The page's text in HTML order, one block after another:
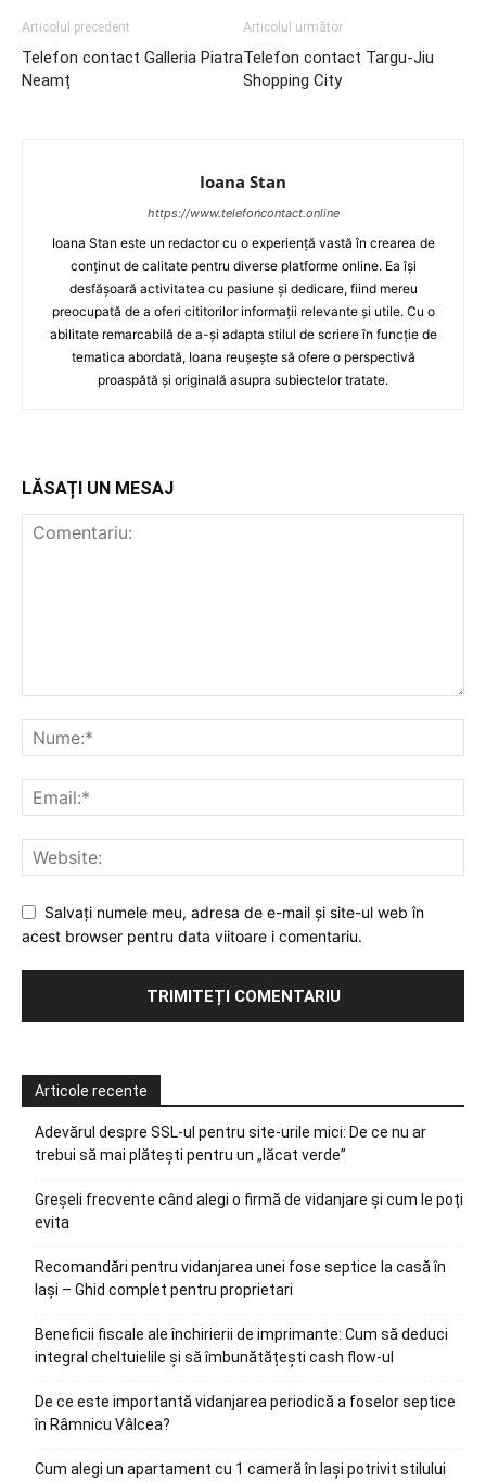
Articolul precedent
Telefon contact Galleria Piatra
Neamț
Articolul următor
Telefon contact Targu-Jiu
Shopping City
Ioana Stan
https://www.telefoncontact.online
Ioana Stan este un redactor cu o experiență vastă în crearea de
conținut de calitate pentru diverse platforme online. Ea își
desfășoară activitatea cu pasiune și dedicare, fiind mereu
preocupată de a oferi cititorilor informații relevante și utile. Cu o
abilitate remarcabilă de a-și adapta stilul de scriere în funcție de
tematica abordată, Ioana reușește să ofere o perspectivă
proaspătă și originală asupra subiectelor tratate.
LĂSAȚI UN MESAJ
Salvați numele meu, adresa de e-mail și site-ul web în
acest browser pentru data viitoare i comentariu.
Articole recente
Adevărul despre SSL-ul pentru site-urile mici: De ce nu ar
trebui să mai plătești pentru un „lăcat verde”
Greșeli frecvente când alegi o firmă de vidanjare și cum le poți
evita
Recomandări pentru vidanjarea unei fose septice la casă în
Iași – Ghid complet pentru proprietari
Beneficii fiscale ale închirierii de imprimante: Cum să deduci
integral cheltuielile și să îmbunătățești cash flow-ul
De ce este importantă vidanjarea periodică a foselor septice
în Râmnicu Vâlcea?
Cum alegi un apartament cu 1 cameră în Iași potrivit stilului